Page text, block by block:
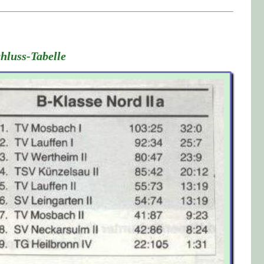
Tabelle